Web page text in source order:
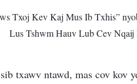
Txoj Kev Kaj Mus Ib Txhis”
Lus Tshwm Hauv Lub Cev
txawv ntawd, mas cov kov